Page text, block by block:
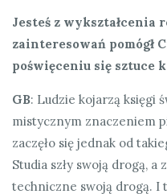
Jesteś z wykształcenia
zainteresowań pomógł
poświęceniu się sztuce
GB: Ludzie kojarzą księgi
mistycznym znaczeniem
zaczęło się jednak od
Studia szły swoją drogą,
techniczne swoją drogą. I